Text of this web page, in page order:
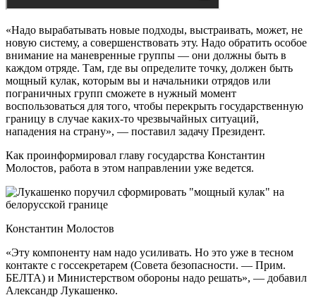
«Надо вырабатывать новые подходы, выстраивать, может, не
новую систему, а совершенствовать эту. Надо обратить особое
внимание на маневренные группы — они должны быть в
каждом отряде. Там, где вы определите точку, должен быть
мощный кулак, которым вы и начальники отрядов или
пограничных групп сможете в нужный момент
воспользоваться для того, чтобы перекрыть государственную
границу в случае каких-то чрезвычайных ситуаций,
нападения на страну», — поставил задачу Президент.
Как проинформировал главу государства Константин
Молостов, работа в этом направлении уже ведется.
Константин Молостов
«Эту компоненту нам надо усиливать. Но это уже в тесном
контакте с госсекретарем (Совета безопасности. — Прим.
БЕЛТА) и Министерством обороны надо решать», — добавил
Александр Лукашенко.